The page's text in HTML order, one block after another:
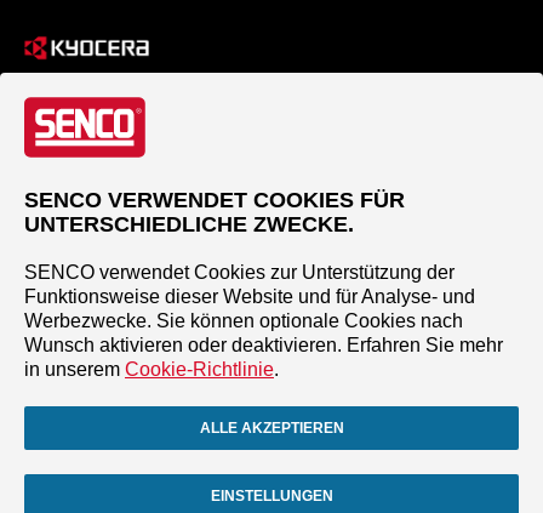
SENCO VERWENDET COOKIES FÜR
UNTERSCHIEDLICHE ZWECKE.
SENCO verwendet Cookies zur Unterstützung der
Funktionsweise dieser Website und für Analyse- und
Werbezwecke. Sie können optionale Cookies nach
Wunsch aktivieren oder deaktivieren. Erfahren Sie mehr
in unserem Cookie-Richtlinie.
ALLE AKZEPTIEREN
EINSTELLUNGEN